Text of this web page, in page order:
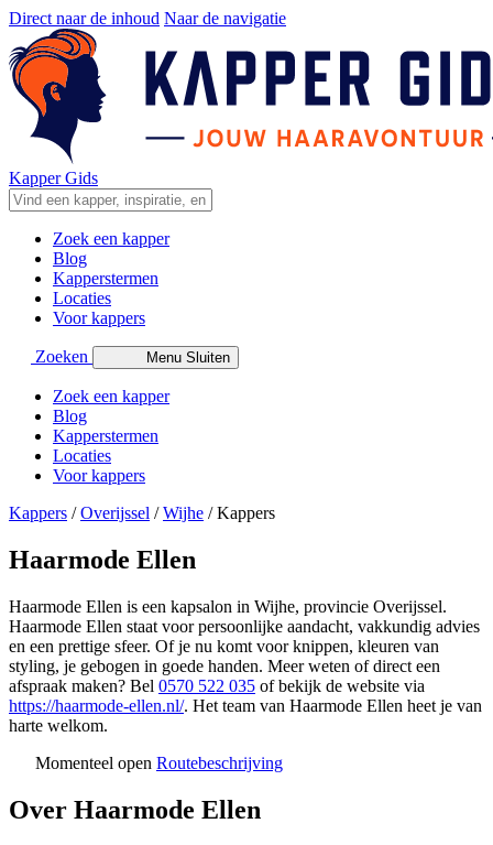
Direct naar de inhoud Naar de navigatie
Kapper Gids
Zoek een kapper
Blog
Kapperstermen
Locaties
Voor kappers
Zoeken Menu Sluiten
Zoek een kapper
Blog
Kapperstermen
Locaties
Voor kappers
Kappers /Overijssel /Wijhe /Kappers
Haarmode Ellen
Haarmode Ellen is een kapsalon in Wijhe, provincie Overijssel.
Haarmode Ellen staat voor persoonlijke aandacht, vakkundig advies
en een prettige sfeer. Of je nu komt voor knippen, kleuren van
styling, je gebogen in goede handen. Meer weten of direct een
afspraak maken? Bel 0570 522 035 of bekijk de website via
https://haarmode-ellen.nl/. Het team van Haarmode Ellen heet je van
harte welkom.
Momenteel open Routebeschrijving
+
Over Haarmode Ellen